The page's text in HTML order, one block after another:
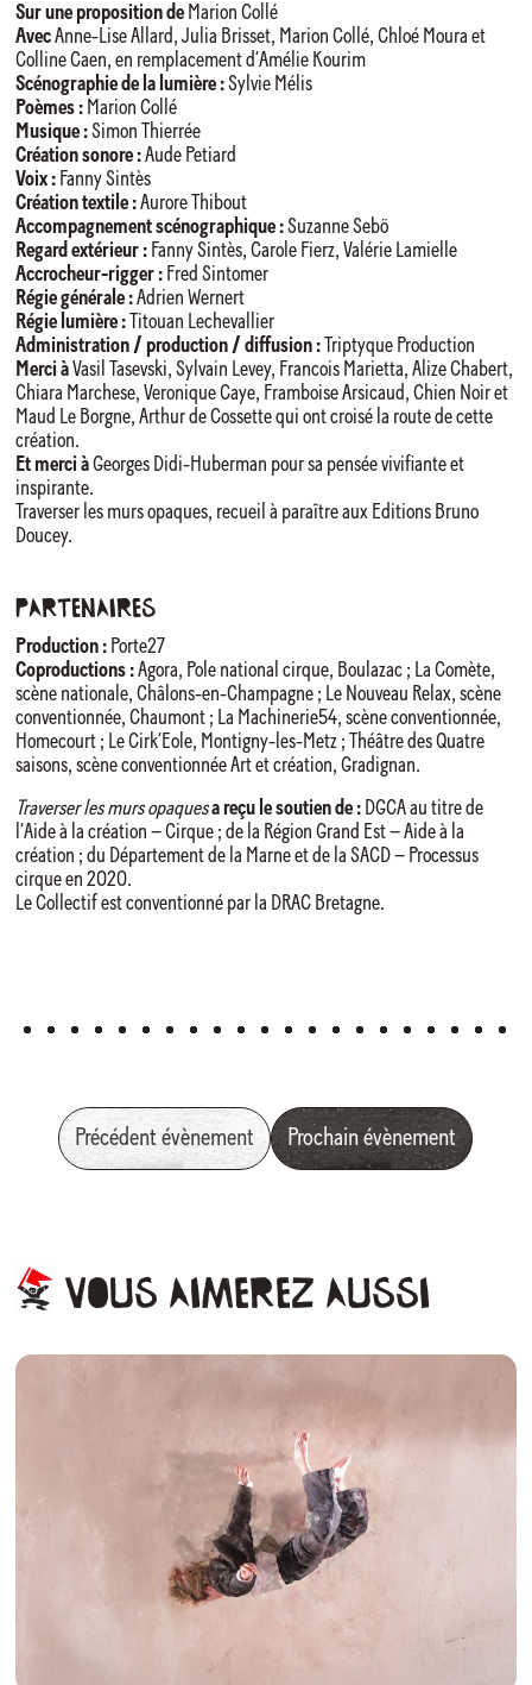
Sur une proposition de Marion Collé
AvecAnne-Lise Allard, Julia Brisset, Marion Collé, Chloé Moura et
Colline Caen, en remplacement d’Amélie Kourim
Scénographie de la lumière :Sylvie Mélis
Poèmes : Marion Collé
Musique :Simon Thierrée
Création sonore :Aude Petiard
Voix : Fanny Sintès
Création textile :Aurore Thibout
Accompagnement scénographique :Suzanne Sebö
Regard extérieur : Fanny Sintès, Carole Fierz, Valérie Lamielle
Accrocheur-rigger : Fred Sintomer
Régie générale :Adrien Wernert
Régie lumière :Titouan Lechevallier
Administration / production / diffusion :Triptyque Production
Merci àVasil Tasevski, Sylvain Levey, Francois Marietta, Alize Chabert,
Chiara Marchese, Veronique Caye, Framboise Arsicaud, Chien Noir et
Maud Le Borgne, Arthur de Cossette qui ont croisé la route de cette
création.
Et merci àGeorges Didi-Huberman pour sa pensée vivifiante et
inspirante.
Traverser les murs opaques, recueil à paraître aux Editions Bruno
Doucey.
Partenaires
Production : Porte27
Coproductions :Agora, Pole national cirque, Boulazac ; La Comète,
scène nationale, Châlons-en-Champagne ; Le Nouveau Relax, scène
conventionnée, Chaumont ; La Machinerie54, scène conventionnée,
Homecourt ; Le Cirk’Eole, Montigny-les-Metz ; Théâtre des Quatre
saisons, scène conventionnée Art et création, Gradignan.
Traverser les murs opaquesa reçu le soutien de : DGCA au titre de
l’Aide à la création – Cirque ; de la Région Grand Est – Aide à la
création ; du Département de la Marne et de la SACD – Processus
cirque en 2020.
Le Collectif est conventionné par la DRAC Bretagne.
Précédent évènement Prochain évènement
Vous aimerez aussi